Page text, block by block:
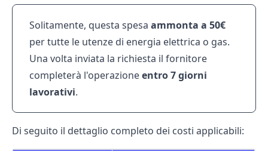
Solitamente, questa spesa ammonta a 50€
per tutte le utenze di energia elettrica o gas.
Una volta inviata la richiesta il fornitore
completerà l'operazioneentro 7 giorni
lavorativi.
Di seguito il dettaglio completo dei costi applicabili: